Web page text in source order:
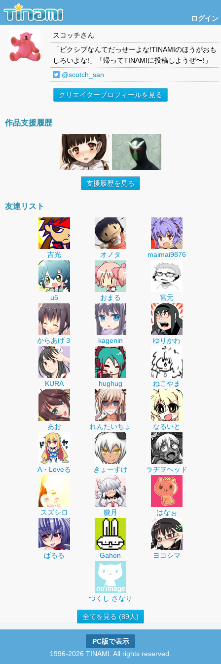
ログイン
スコッチさん
「ピクシブなんてだっせーよな!TINAMIのほうがおも
しろいよな!」「帰ってTINAMIに投稿しようぜ〜!」
@scotch_san
クリエイタープロフィールを見る
作品支援履歴
支援履歴を見る
友達リスト
吉光 オノタ maimai9876
u5 おまる 宮元
からあげ３ kagenin ゆりかわ
KURA hughug ねこやま
あお れんたいちょ なるいと
A・Loveる きょーすけ ラヂヲヘッド
スズシロ 朧月 はなぉ
ばるる Gahon ヨコシマ
つくし さなり
全てを見る (89人)
PC版で表示
1996-2026 TINAMI. All rights reserved.